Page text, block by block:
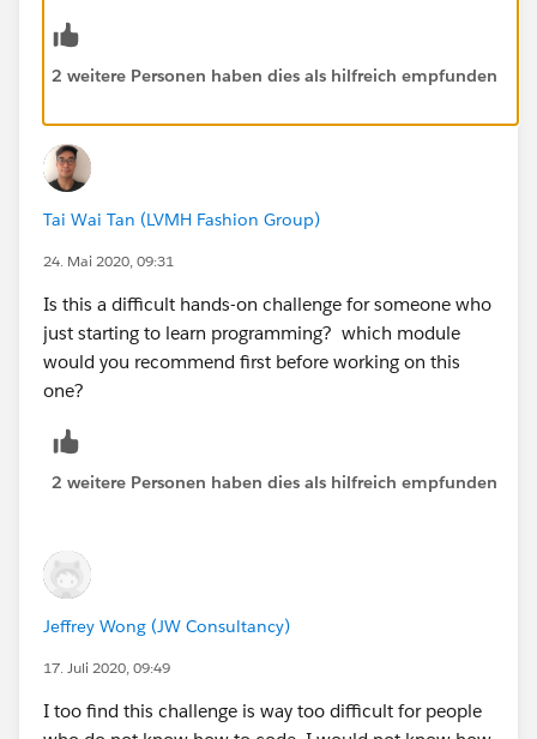
public static List<Account> accountsByState (String
List<Account> lstAcc= new List<Account>();
lstAcc = [SELECT id,Name FROM Account WHER
E BillingState =:state];
return lstAcc ;
Regards,
2 weitere Personen haben dies als hilfreich empfunden
Tai Wai Tan (LVMH Fashion Group)
24. Mai 2020, 09:31
Is this a difficult hands-on challenge for someone who
just starting to learn programming? which module
would you recommend first before working on this
one?
2 weitere Personen haben dies als hilfreich empfunden
Jeffrey Wong (JW Consultancy)
17. Juli 2020, 09:49
I too find this challenge is way too difficult for people